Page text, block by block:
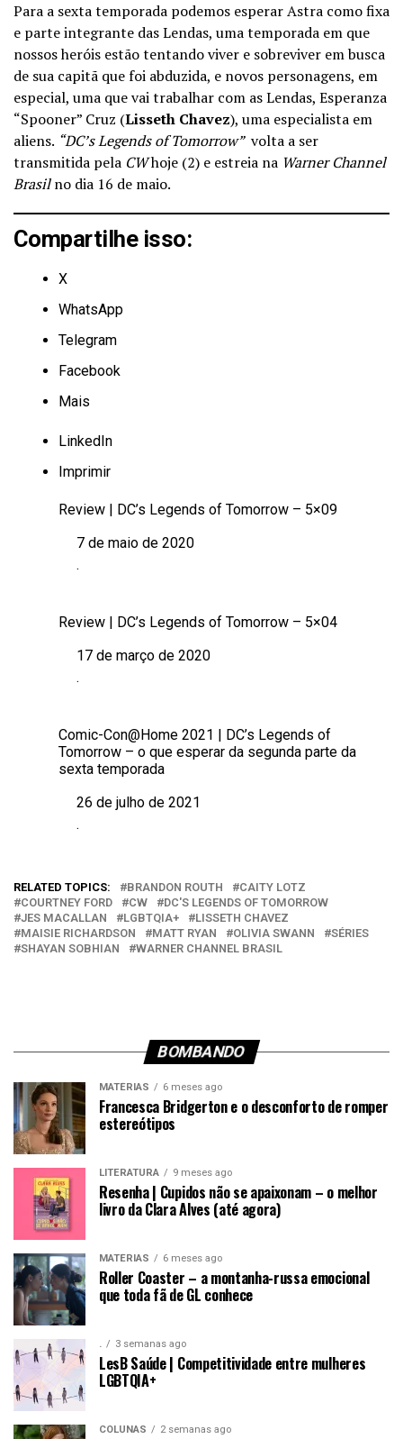
Para a sexta temporada podemos esperar Astra como fixa
e parte integrante das Lendas, uma temporada em que
nossos heróis estão tentando viver e sobreviver em busca
de sua capitã que foi abduzida, e novos personagens, em
especial, uma que vai trabalhar com as Lendas, Esperanza
“Spooner” Cruz (Lisseth Chavez), uma especialista em
aliens. “DC’s Legends of Tomorrow” volta a ser
transmitida pela CWhoje (2) e estreia na Warner Channel
Brasilno dia 16 de maio.
Compartilhe isso:
X
WhatsApp
Telegram
Facebook
Mais
LinkedIn
Imprimir
Review | DC’s Legends of Tomorrow – 5×09
Data7 de maio de 2020
Em relação a
.
Review | DC’s Legends of Tomorrow – 5×04
Data17 de março de 2020
Em relação a
.
Comic-Con@Home 2021 | DC’s Legends of
Tomorrow – o que esperar da segunda parte da
sexta temporada
Data
26 de julho de 2021
Em relação a
.
RELATED TOPICS: BRANDON ROUTH
CAITY LOTZ
COURTNEY FORD
CW
DC'S LEGENDS OF TOMORROW
JES MACALLAN
LGBTQIA+
LISSETH CHAVEZ
MAISIE RICHARDSON
MATT RYAN OLIVIA SWANN
SÉRIES
SHAYAN SOBHIAN
WARNER CHANNEL BRASIL
BOMBANDO
MATÉRIAS 6 meses ago
Francesca Bridgerton e o desconforto de romper
estereótipos
LITERATURA 9 meses ago
Resenha | Cupidos não se apaixonam – o melhor
livro da Clara Alves (até agora)
MATÉRIAS 6 meses ago
Roller Coaster – a montanha-russa emocional
que toda fã de GL conhece
. 3 semanas ago
LesB Saúde | Competitividade entre mulheres
LGBTQIA+
COLUNAS 2 semanas ago